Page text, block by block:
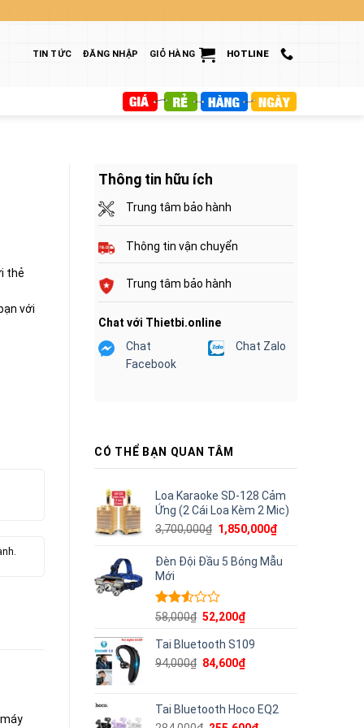
TIN TỨC ĐĂNG NHẬP GIỎ HÀNG HOTLINE
Thông tin hữu ích
Trung tâm bảo hành
Thông tin vận chuyển
Trung tâm bảo hành
Chat với Thietbi.online
Chat
Facebook
Chat Zalo
CÓ THỂ BẠN QUAN TÂM
Loa Karaoke SD-128 Cảm
Ứng (2 Cái Loa Kèm 2 Mic)
3,700,000₫ Giá
là:
3,700,000₫.
1,850,000₫Giá
tại
Đèn Đội Đầu 5 Bóng Mẫu
Mới
Được
hạng
5 sao
58,000₫ Giá
là:
58,000₫.
52,200₫Giá
tại
là:
Tai Bluetooth S109
94,000₫ Giá
94,000₫.
84,600₫Giá
là:
84,600₫.
Tai Bluetooth Hoco EQ2
thẻ
với